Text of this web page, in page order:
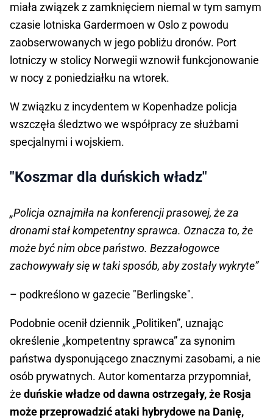
miała związek z zamknięciem niemal w tym samym
czasie lotniska Gardermoen w Oslo z powodu
zaobserwowanych w jego pobliżu dronów. Port
lotniczy w stolicy Norwegii wznowił funkcjonowanie
w nocy z poniedziałku na wtorek.
W związku z incydentem w Kopenhadze policja
wszczęła śledztwo we współpracy ze służbami
specjalnymi i wojskiem.
"Koszmar dla duńskich władz"
„Policja oznajmiła na konferencji prasowej, że za
dronami stał kompetentny sprawca. Oznacza to, że
może być nim obce państwo. Bezzałogowce
zachowywały się w taki sposób, aby zostały wykryte”
– podkreślono w gazecie "Berlingske".
Podobnie ocenił dziennik „Politiken”, uznając
określenie „kompetentny sprawca” za synonim
państwa dysponującego znacznymi zasobami, a nie
osób prywatnych. Autor komentarza przypomniał,
że duńskie władze od dawna ostrzegały, że Rosja
może przeprowadzić ataki hybrydowe na Danię,